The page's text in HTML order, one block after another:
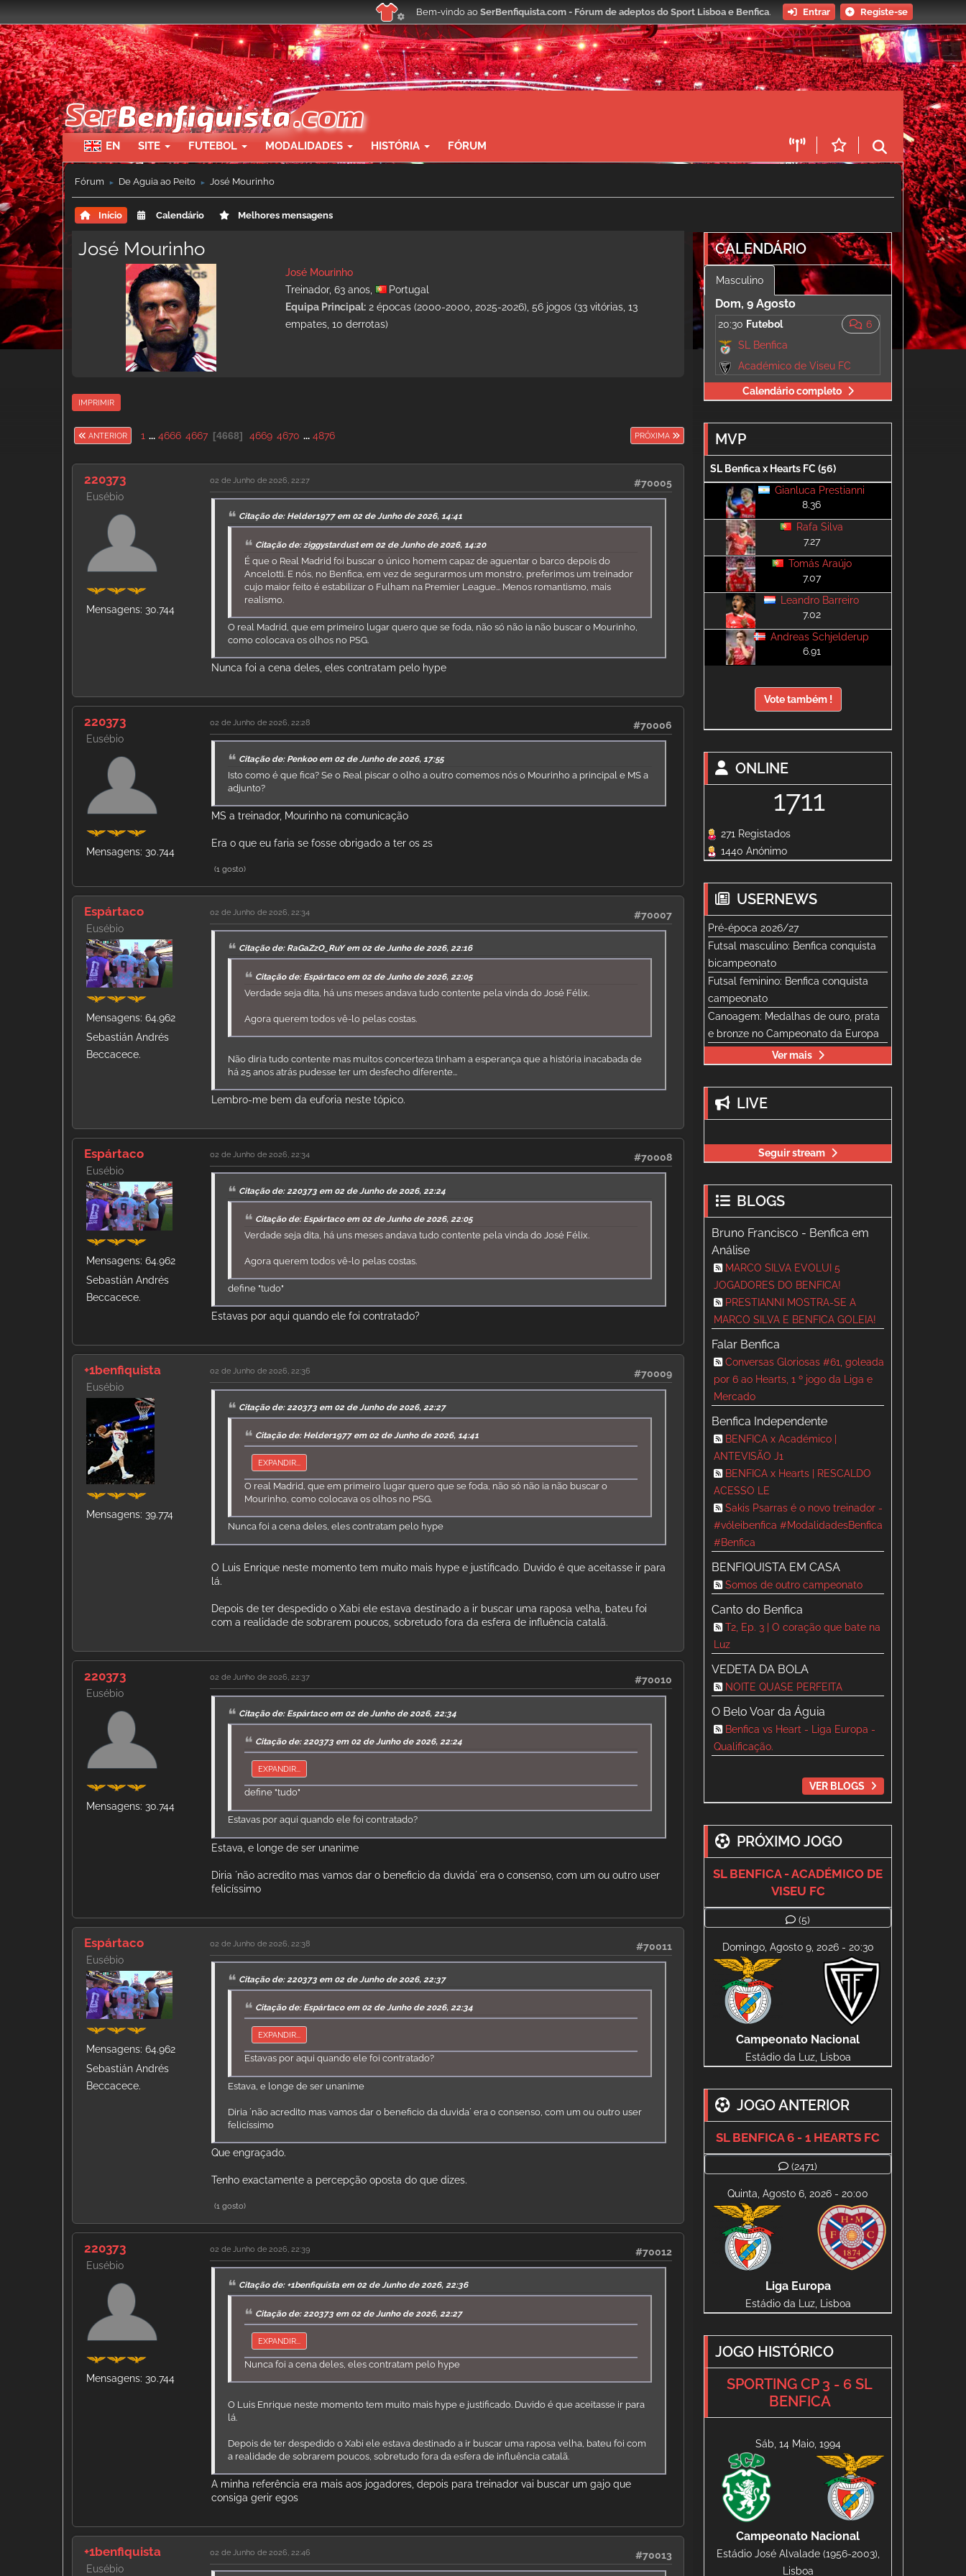
Bem-vindo ao SerBenfiquista.com - Fórum de adeptos do Sport Lisboa e Benfica. Entrar Registe-se
EN SITE FUTEBOL MODALIDADES HISTÓRIA FÓRUM
Fórum ► De Águia ao Peito ► José Mourinho
Início Calendário Melhores mensagens
José Mourinho
José Mourinho
Treinador, 63 anos,
Portugal
Equipa Principal:2 épocas (2000-2000, 2025-2026), 56 jogos (33 vitórias, 13
empates, 10 derrotas)
IMPRIMIR
ANTERIOR 1 ... 4666 4667 4668 4669 4670 ... 4876 PRÓXIMA
220373
Eusébio
Mensagens: 30.744
#70005
02 de Junho de 2026, 22:27
Citação de: Helder1977 em 02 de Junho de 2026, 14:41
Citação de: ziggystardust em 02 de Junho de 2026, 14:20
É que o Real Madrid foi buscar o único homem capaz de aguentar o barco depois do
Ancelotti. E nós, no Benfica, em vez de segurarmos um monstro, preferimos um treinador
cujo maior feito é estabilizar o Fulham na Premier League... Menos romantismo, mais
realismo.
O real Madrid, que em primeiro lugar quero que se foda, não só não ia não buscar o Mourinho,
como colocava os olhos no PSG.
Nunca foi a cena deles, eles contratam pelo hype
220373
Eusébio
Mensagens: 30.744
#70006
02 de Junho de 2026, 22:28
Citação de: Penkoo em 02 de Junho de 2026, 17:55
Isto como é que fica? Se o Real piscar o olho a outro comemos nós o Mourinho a principal e MS a
adjunto?
MS a treinador, Mourinho na comunicação
Era o que eu faria se fosse obrigado a ter os 2s
(1 gosto)
Espártaco
Eusébio
Mensagens: 64.962
Sebastián Andrés
Beccacece.
#70007
02 de Junho de 2026, 22:34
Citação de: RaGaZzO_RuY em 02 de Junho de 2026, 22:16
Citação de: Espártaco em 02 de Junho de 2026, 22:05
Verdade seja dita, há uns meses andava tudo contente pela vinda do José Félix.
Agora querem todos vê-lo pelas costas.
Não diria tudo contente mas muitos concerteza tinham a esperança que a história inacabada de
há 25 anos atrás pudesse ter um desfecho diferente...
Lembro-me bem da euforia neste tópico.
Espártaco
Eusébio
Mensagens: 64.962
Sebastián Andrés
Beccacece.
#70008
02 de Junho de 2026, 22:34
Citação de: 220373 em 02 de Junho de 2026, 22:24
Citação de: Espártaco em 02 de Junho de 2026, 22:05
Verdade seja dita, há uns meses andava tudo contente pela vinda do José Félix.
Agora querem todos vê-lo pelas costas.
define "tudo"
Estavas por aqui quando ele foi contratado?
+1benfiquista
Eusébio
Mensagens: 39.774
#70009
02 de Junho de 2026, 22:36
Citação de: 220373 em 02 de Junho de 2026, 22:27
Citação de: Helder1977 em 02 de Junho de 2026, 14:41
EXPANDIR...
O real Madrid, que em primeiro lugar quero que se foda, não só não ia não buscar o
Mourinho, como colocava os olhos no PSG.
Nunca foi a cena deles, eles contratam pelo hype
O Luis Enrique neste momento tem muito mais hype e justificado. Duvido é que aceitasse ir para
lá.
Depois de ter despedido o Xabi ele estava destinado a ir buscar uma raposa velha, bateu foi
com a realidade de sobrarem poucos, sobretudo fora da esfera de influência catalã.
220373
Eusébio
Mensagens: 30.744
#70010
02 de Junho de 2026, 22:37
Citação de: Espártaco em 02 de Junho de 2026, 22:34
Citação de: 220373 em 02 de Junho de 2026, 22:24
EXPANDIR...
define "tudo"
Estavas por aqui quando ele foi contratado?
Estava, e longe de ser unanime
Diria ´não acredito mas vamos dar o beneficio da duvida´ era o consenso, com um ou outro user
felicíssimo
Espártaco
Eusébio
Mensagens: 64.962
Sebastián Andrés
Beccacece.
#70011
02 de Junho de 2026, 22:38
Citação de: 220373 em 02 de Junho de 2026, 22:37
Citação de: Espártaco em 02 de Junho de 2026, 22:34
EXPANDIR...
Estavas por aqui quando ele foi contratado?
Estava, e longe de ser unanime
Diria ´não acredito mas vamos dar o beneficio da duvida´ era o consenso, com um ou outro user
felicíssimo
Que engraçado.
Tenho exactamente a percepção oposta do que dizes.
(1 gosto)
220373
Eusébio
Mensagens: 30.744
#70012
02 de Junho de 2026, 22:39
Citação de: +1benfiquista em 02 de Junho de 2026, 22:36
Citação de: 220373 em 02 de Junho de 2026, 22:27
EXPANDIR...
Nunca foi a cena deles, eles contratam pelo hype
O Luis Enrique neste momento tem muito mais hype e justificado. Duvido é que aceitasse ir para
lá.
Depois de ter despedido o Xabi ele estava destinado a ir buscar uma raposa velha, bateu foi com
a realidade de sobrarem poucos, sobretudo fora da esfera de influência catalã.
A minha referência era mais aos jogadores, depois para treinador vai buscar um gajo que
consiga gerir egos
+1benfiquista
Eusébio
#70013
02 de Junho de 2026, 22:46
CALENDÁRIO
Masculino
Dom, 9 Agosto
6
20:30 Futebol
SL Benfica
Académico de Viseu FC
Calendário completo
MVP
SL Benfica x Hearts FC (56)
Gianluca Prestianni
8.36
Rafa Silva
7.27
Tomás Araújo
7.07
Leandro Barreiro
7.02
Andreas Schjelderup
6.91
Vote também !
ONLINE
1711
271 Registados
1440 Anónimo
USERNEWS
Pré-época 2026/27
Futsal masculino: Benfica conquista
bicampeonato
Futsal feminino: Benfica conquista
campeonato
Canoagem: Medalhas de ouro, prata
e bronze no Campeonato da Europa
Ver mais
LIVE
Seguir stream
BLOGS
Bruno Francisco - Benfica em
Análise
MARCO SILVA EVOLUI 5
JOGADORES DO BENFICA!
PRESTIANNI MOSTRA-SE A
MARCO SILVA E BENFICA GOLEIA!
Falar Benfica
Conversas Gloriosas #61, goleada
por 6 ao Hearts, 1 º jogo da Liga e
Mercado
Benfica Independente
BENFICA x Académico |
ANTEVISÃO J1
BENFICA x Hearts | RESCALDO
ACESSO LE
Sakis Psarras é o novo treinador -
#vóleibenfica #ModalidadesBenfica
#Benfica
BENFIQUISTA EM CASA
Somos de outro campeonato
Canto do Benfica
T2, Ep. 3 | O coração que bate na
Luz
VEDETA DA BOLA
NOITE QUASE PERFEITA
O Belo Voar da Águia
Benfica vs Heart - Liga Europa -
Qualificação.
VER BLOGS
PRÓXIMO JOGO
SL BENFICA - ACADÉMICO DE
VISEU FC
(5)
Domingo, Agosto 9, 2026 - 20:30
Campeonato Nacional
Estádio da Luz, Lisboa
JOGO ANTERIOR
SL BENFICA 6 - 1 HEARTS FC
(2471)
Quinta, Agosto 6, 2026 - 20:00
Liga Europa
Estádio da Luz, Lisboa
JOGO HISTÓRICO
SPORTING CP 3 - 6 SL
BENFICA
Sáb, 14 Maio, 1994
Campeonato Nacional
Estádio José Alvalade (1956-2003),
Lisboa